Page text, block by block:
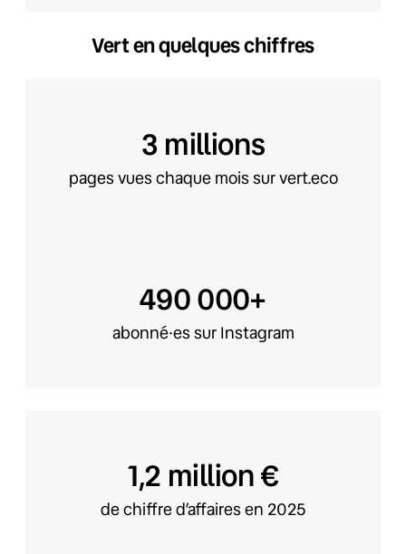
Vert en quelques chiffres
3 millions
pages vues chaque mois sur vert.eco
490 000+
abonné·es sur Instagram
1,2 million €
de chiffre d’affaires en 2025